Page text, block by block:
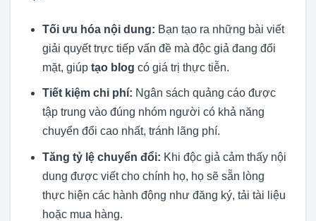
Tối ưu hóa nội dung: Bạn tạo ra những bài viết
giải quyết trực tiếp vấn đề mà độc giả đang đối
mặt, giúp tạo blog có giá trị thực tiễn.
Tiết kiệm chi phí: Ngân sách quảng cáo được
tập trung vào đúng nhóm người có khả năng
chuyển đổi cao nhất, tránh lãng phí.
Tăng tỷ lệ chuyển đổi: Khi độc giả cảm thấy nội
dung được viết cho chính họ, họ sẽ sẵn lòng
thực hiện các hành động như đăng ký, tải tài liệu
hoặc mua hàng.